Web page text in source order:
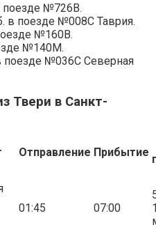
поезде №726В.
в поезде №008С Таврия.
№160В.
№140М.
поезде №036С Северная
Твери в Санкт-
Отправление Прибытие
01:45 07:00